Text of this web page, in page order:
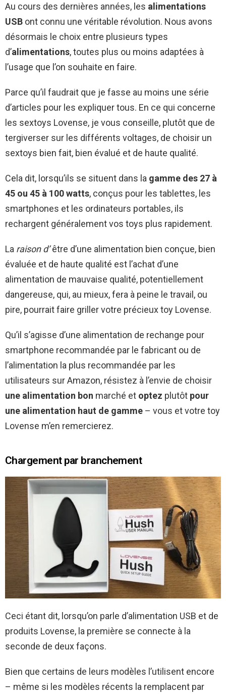
Au cours des dernières années, les alimentations
USB ont connu une véritable révolution. Nous avons
désormais le choix entre plusieurs types
d’alimentations, toutes plus ou moins adaptées à
l’usage que l’on souhaite en faire.
Parce qu’il faudrait que je fasse au moins une série
d’articles pour les expliquer tous. En ce qui concerne
les sextoys Lovense, je vous conseille, plutôt que de
tergiverser sur les différents voltages, de choisir un
sextoys bien fait, bien évalué et de haute qualité.
Cela dit, lorsqu’ils se situent dans la gamme des 27 à
45 ou 45 à 100 watts, conçus pour les tablettes, les
smartphones et les ordinateurs portables, ils
rechargent généralement vos toys plus rapidement.
La raison d’être d’une alimentation bien conçue, bien
évaluée et de haute qualité est l’achat d’une
alimentation de mauvaise qualité, potentiellement
dangereuse, qui, au mieux, fera à peine le travail, ou
pire, pourrait faire griller votre précieux toy Lovense.
Qu’il s’agisse d’une alimentation de rechange pour
smartphone recommandée par le fabricant ou de
l’alimentation la plus recommandée par les
utilisateurs sur Amazon, résistez à l’envie de choisir
une alimentation bon marché et optez plutôt pour
une alimentation haut de gamme – vous et votre toy
Lovense m’en remercierez.
Chargement par branchement
Ceci étant dit, lorsqu’on parle d’alimentation USB et de
produits Lovense, la première se connecte à la
seconde de deux façons.
Bien que certains de leurs modèles l’utilisent encore
– même si les modèles récents la remplacent par